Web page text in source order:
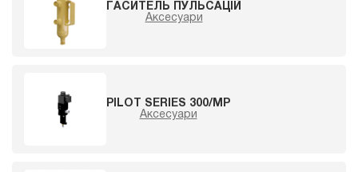
ГАСИТЕЛЬ ПУЛЬСАЦІЙ
Аксесуари
PILOT SERIES 300/MP
Аксесуари